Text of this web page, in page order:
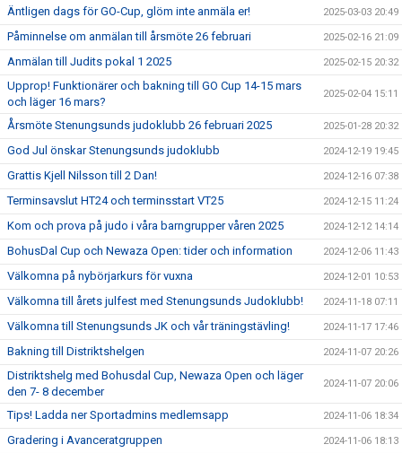
Äntligen dags för GO-Cup, glöm inte anmäla er! 2025-03-03 20:49
Påminnelse om anmälan till årsmöte 26 februari 2025-02-16 21:09
Anmälan till Judits pokal 1 2025 2025-02-15 20:32
Upprop! Funktionärer och bakning till GO Cup 14-15 mars
och läger 16 mars?
2025-02-04 15:11
Årsmöte Stenungsunds judoklubb 26 februari 2025 2025-01-28 20:32
God Jul önskar Stenungsunds judoklubb 2024-12-19 19:45
Grattis Kjell Nilsson till 2 Dan! 2024-12-16 07:38
Terminsavslut HT24 och terminsstart VT25 2024-12-15 11:24
Kom och prova på judo i våra barngrupper våren 2025 2024-12-12 14:14
BohusDal Cup och Newaza Open: tider och information 2024-12-06 11:43
Välkomna på nybörjarkurs för vuxna 2024-12-01 10:53
Välkomna till årets julfest med Stenungsunds Judoklubb! 2024-11-18 07:11
Välkomna till Stenungsunds JK och vår träningstävling! 2024-11-17 17:46
Bakning till Distriktshelgen 2024-11-07 20:26
Distriktshelg med Bohusdal Cup, Newaza Open och läger
den 7- 8 december
2024-11-07 20:06
Tips! Ladda ner Sportadmins medlemsapp 2024-11-06 18:34
Gradering i Avanceratgruppen 2024-11-06 18:13